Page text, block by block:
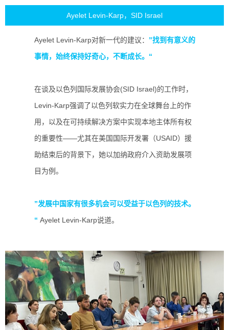
Ayelet Levin-Karp，SID Israel
Ayelet Levin-Karp对新一代的建议： ”找到有意义的
事情，始终保持好奇心，不断成长。“
在谈及以色列国际发展协会(SID Israel)的工作时，
Levin-Karp强调了以色列软实力在全球舞台上的作
用，以及在可持续解决方案中实现本地主体所有权
的重要性——尤其在美国国际开发署（USAID）援
助结束后的背景下，她以加纳政府介入资助发展项
目为例。
”发展中国家有很多机会可以受益于以色列的技术。
“ Ayelet Levin-Karp说道。